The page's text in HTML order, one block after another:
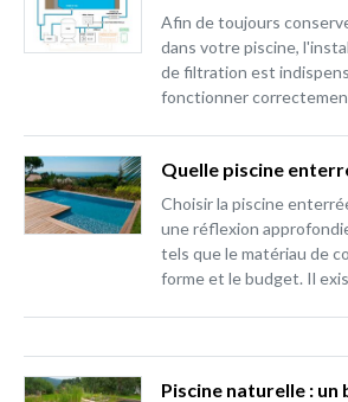
Afin de toujours
dans votre piscine,
de filtration est
fonctionner
Quelle piscine
Choisir la piscine
une réflexion
tels que le matériau de
forme et le budget. Il
Piscine naturelle : un